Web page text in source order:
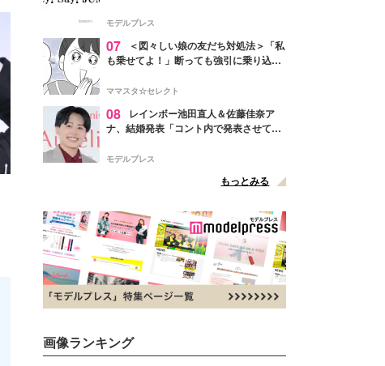
モデルプレス
07
＜図々しい娘の友だち対処法＞「私
も乗せてよ！」断っても強引に乗り込ん
ママスタ☆セレクト
08
レインボー池田直人＆佐藤佳奈ア
ナ、結婚発表「コント内で発表させてい
点変更のため
モデルプレス
もっとみる
画像ランキング